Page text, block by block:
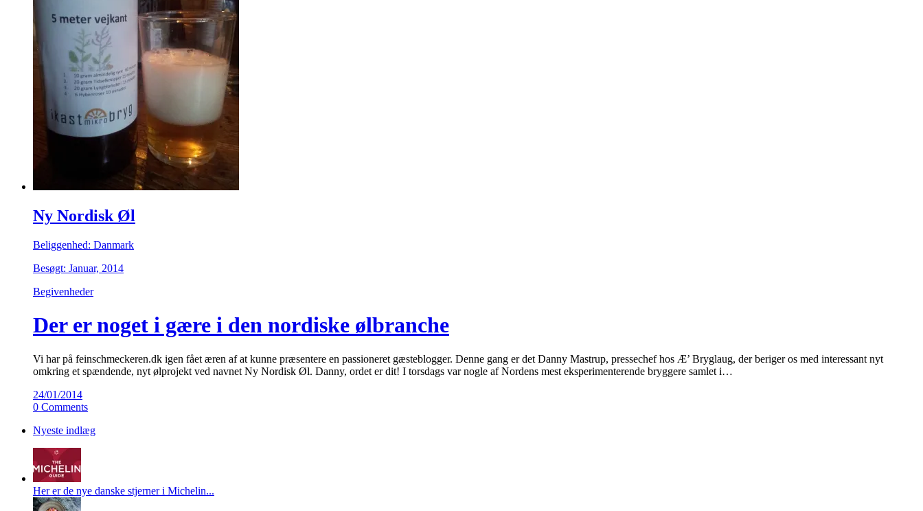
Ny Nordisk Øl
Beliggenhed: Danmark
Besøgt: Januar, 2014
Begivenheder
Der er noget i gære i den nordiske ølbranche
Vi har på feinschmeckeren.dk igen fået æren af at kunne præsentere en passioneret gæsteblogger. Denne gang er det Danny Mastrup, pressechef hos Æ’ Bryglaug, der beriger os med interessant nyt
omkring et spændende, nyt ølprojekt ved navnet Ny Nordisk Øl. Danny, ordet er dit! I torsdags var nogle af Nordens mest eksperimenterende bryggere samlet i…
24/01/2014
0 Comments
Nyeste indlæg
Her er de nye danske stjerner i Michelin...